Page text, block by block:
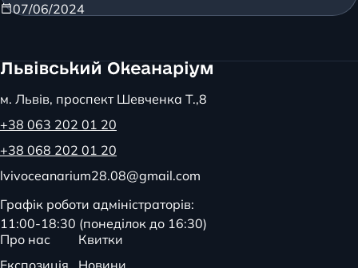
07/06/2024
м. Львів, проспект Шевченка Т.,8
+38 063 202 01 20
+38 068 202 01 20
lvivoceanarium28.08@gmail.com
Графік роботи адміністраторів:
11:00-18:30 (понеділок до 16:30)
Про нас
Квитки